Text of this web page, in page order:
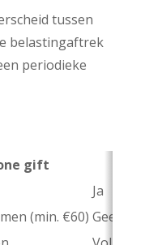
tussen
belastingaftrek
periodieke
gift
Ja
(min. €60) Geen